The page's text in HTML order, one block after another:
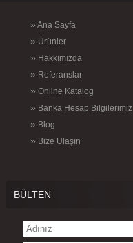
» Ana Sayfa
» Ürünler
» Hakkımızda
» Referanslar
» Online Katalog
» Banka Hesap Bilgilerimiz
» Blog
» Bize Ulaşın
BÜLTEN